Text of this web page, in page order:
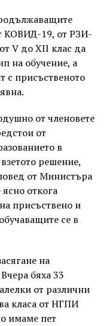
КОВИД-19, от РЗИ-
V до XII клас да
на обучение, а
с присъственото
от членовете
от
в
решение,
от Министъра
ясно откога
присъствено и
се в
на
бяха 33
от различни
класа от НГПИ
имаме пет